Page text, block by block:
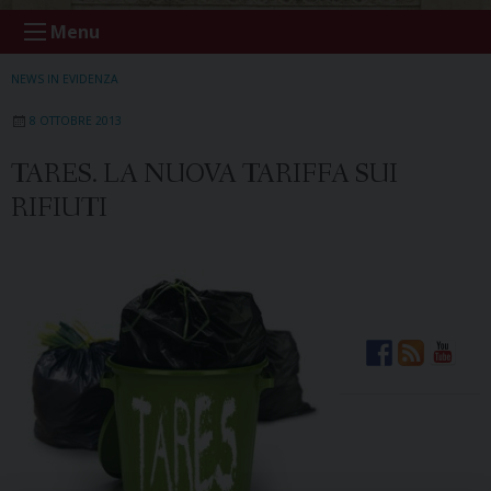
Menu
NEWS IN EVIDENZA
8 OTTOBRE 2013
TARES. LA NUOVA TARIFFA SUI
RIFIUTI